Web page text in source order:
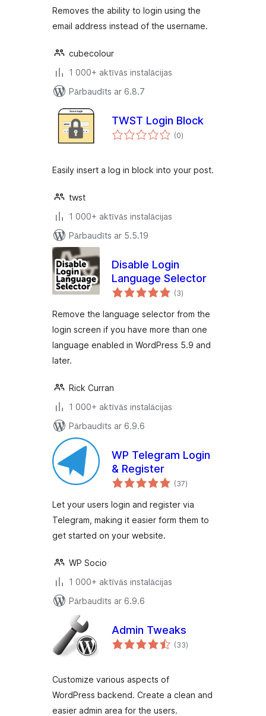
Removes the ability to login using the
email address instead of the username.
cubecolour
1 000+ aktīvās instalācijas
Pārbaudīts ar 6.8.7
TWST Login Block
(0vērtējumu
kopsumma
)
Easily insert a log in block into your post.
twst
1 000+ aktīvās instalācijas
Pārbaudīts ar 5.5.19
Disable Login
Language Selector
(3vērtējumu
kopsumma
)
Remove the language selector from the
login screen if you have more than one
language enabled in WordPress 5.9 and
later.
Rick Curran
1 000+ aktīvās instalācijas
Pārbaudīts ar 6.9.6
WP Telegram Login
& Register
(37vērtējumu
kopsumma
)
Let your users login and register via
Telegram, making it easier form them to
get started on your website.
WP Socio
1 000+ aktīvās instalācijas
Pārbaudīts ar 6.9.6
Admin Tweaks
(33vērtējumu
kopsumma
)
Customize various aspects of
WordPress backend. Create a clean and
easier admin area for the users.